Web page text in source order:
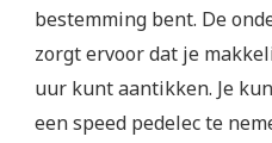
bestemming bent. De
zorgt ervoor dat je
uur kunt aantikken. Je
een speed pedelec te